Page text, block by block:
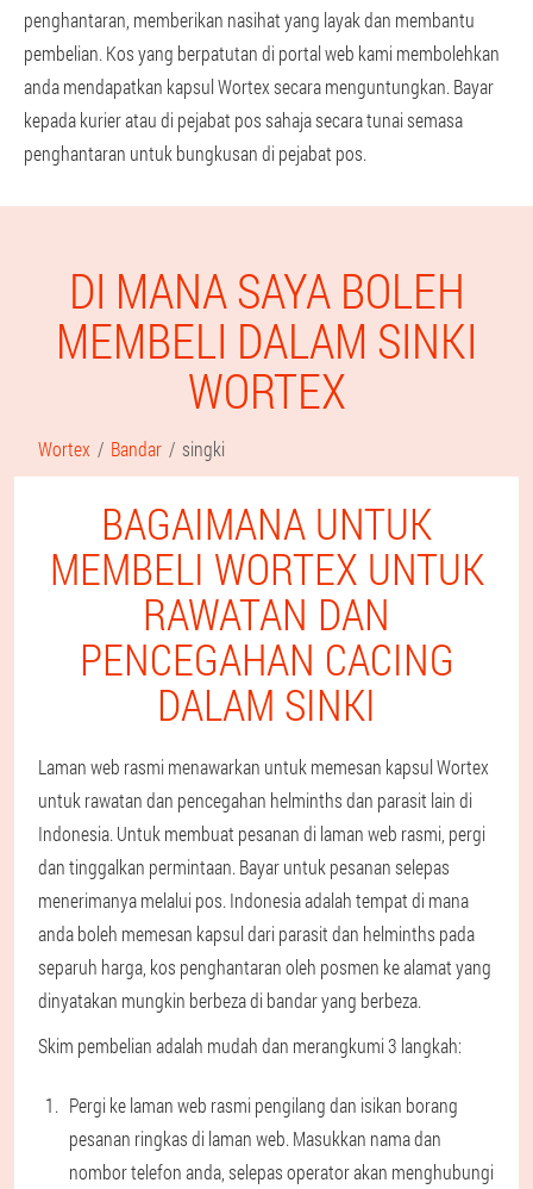
penghantaran, memberikan nasihat yang layak dan membantu
pembelian. Kos yang berpatutan di portal web kami membolehkan
anda mendapatkan kapsul Wortex secara menguntungkan. Bayar
kepada kurier atau di pejabat pos sahaja secara tunai semasa
penghantaran untuk bungkusan di pejabat pos.
DI MANA SAYA BOLEH
MEMBELI DALAM SINKI
WORTEX
Wortex Bandar singki
BAGAIMANA UNTUK
MEMBELI WORTEX UNTUK
RAWATAN DAN
PENCEGAHAN CACING
DALAM SINKI
Laman web rasmi menawarkan untuk memesan kapsul Wortex
untuk rawatan dan pencegahan helminths dan parasit lain di
Indonesia. Untuk membuat pesanan di laman web rasmi, pergi
dan tinggalkan permintaan. Bayar untuk pesanan selepas
menerimanya melalui pos. Indonesia adalah tempat di mana
anda boleh memesan kapsul dari parasit dan helminths pada
separuh harga, kos penghantaran oleh posmen ke alamat yang
dinyatakan mungkin berbeza di bandar yang berbeza.
Skim pembelian adalah mudah dan merangkumi 3 langkah:
Pergi ke laman web rasmi pengilang dan isikan borang
pesanan ringkas di laman web. Masukkan nama dan
nombor telefon anda, selepas operator akan menghubungi